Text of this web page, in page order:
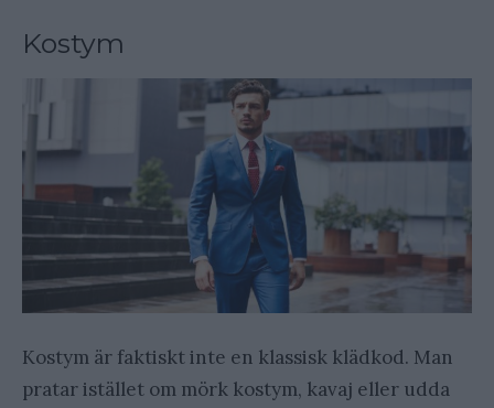
Kostym
Kostym är faktiskt inte en klassisk klädkod. Man
pratar istället om mörk kostym, kavaj eller udda